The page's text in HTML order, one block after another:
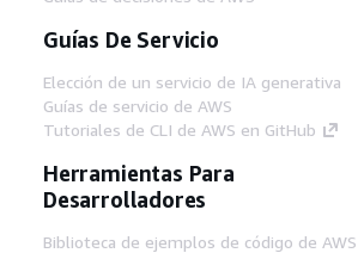
Guías De Servicio
Elección de un servicio de IA generativa
Guías de servicio de AWS
Tutoriales de CLI de AWS en GitHub
Herramientas Para
Desarrolladores
Biblioteca de ejemplos de código de AWS